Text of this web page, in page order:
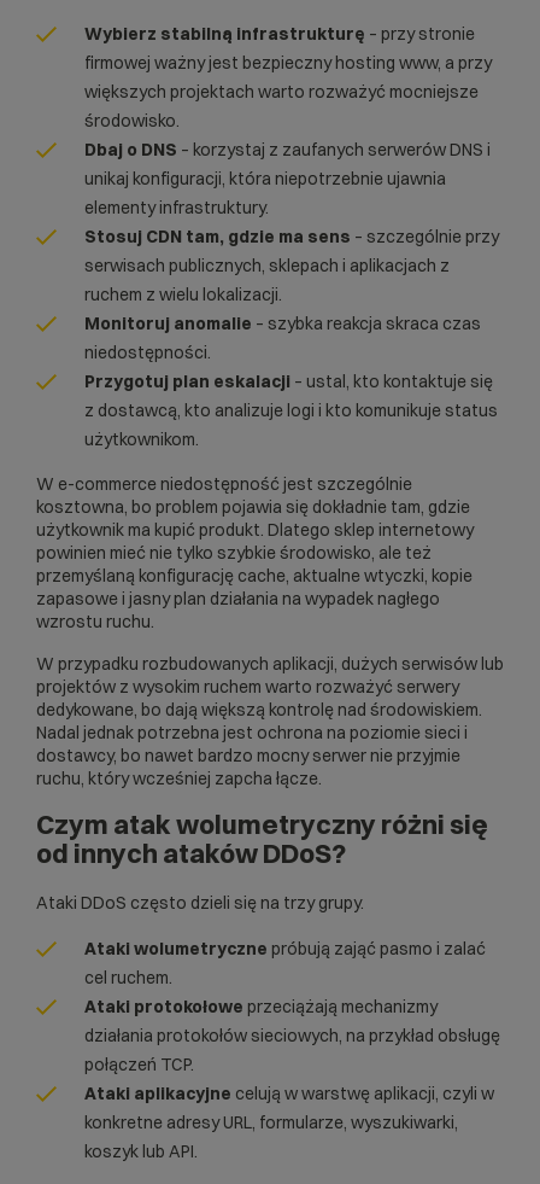
Wybierz stabilną infrastrukturę – przy stronie
firmowej ważny jest bezpiecznyhosting www, a przy
większych projektach warto rozważyć mocniejsze
środowisko.
Dbaj o DNS – korzystaj z zaufanych serwerów DNS i
unikaj konfiguracji, która niepotrzebnie ujawnia
elementy infrastruktury.
Stosuj CDN tam, gdzie ma sens – szczególnie przy
serwisach publicznych, sklepach i aplikacjach z
ruchem z wielu lokalizacji.
Monitoruj anomalie – szybka reakcja skraca czas
niedostępności.
Przygotuj plan eskalacji – ustal, kto kontaktuje się
z dostawcą, kto analizuje logi i kto komunikuje status
użytkownikom.
W e-commerce niedostępność jest szczególnie
kosztowna, bo problem pojawia się dokładnie tam, gdzie
użytkownik ma kupić produkt. Dlatego sklep internetowy
powinien mieć nie tylko szybkie środowisko, ale też
przemyślaną konfigurację cache, aktualne wtyczki, kopie
zapasowe i jasny plan działania na wypadek nagłego
wzrostu ruchu.
W przypadku rozbudowanych aplikacji, dużych serwisów lub
projektów z wysokim ruchem warto rozważyć serwery
dedykowane, bo dają większą kontrolę nad środowiskiem.
Nadal jednak potrzebna jest ochrona na poziomie sieci i
dostawcy, bo nawet bardzo mocny serwer nie przyjmie
ruchu, który wcześniej zapcha łącze.
Czym atak wolumetryczny różni się
od innych ataków DDoS?
Ataki DDoS często dzieli się na trzy grupy.
Ataki wolumetryczne próbują zająć pasmo i zalać
cel ruchem.
Ataki protokołowe przeciążają mechanizmy
działania protokołów sieciowych, na przykład obsługę
połączeń TCP.
Ataki aplikacyjne celują w warstwę aplikacji, czyli w
konkretne adresy URL, formularze, wyszukiwarki,
koszyk lub API.